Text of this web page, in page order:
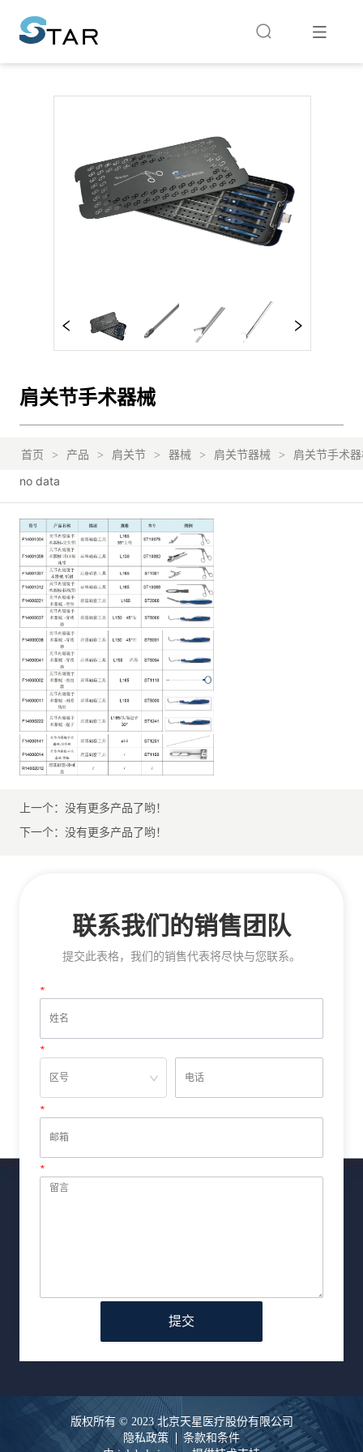
肩关节手术器械
首页 > 产品 > 肩关节 > 器械 > 肩关节器械 > 肩关节手术
no data
上一个：没有更多产品了哟！
下一个：没有更多产品了哟！
联系我们的销售团队
提交此表格，我们的销售代表将尽快与您联系。
*姓名
*电话
*邮箱
*留言
提交
版权所有 © 2023 北京天星医疗股份有限公司
隐私政策
条款和条件